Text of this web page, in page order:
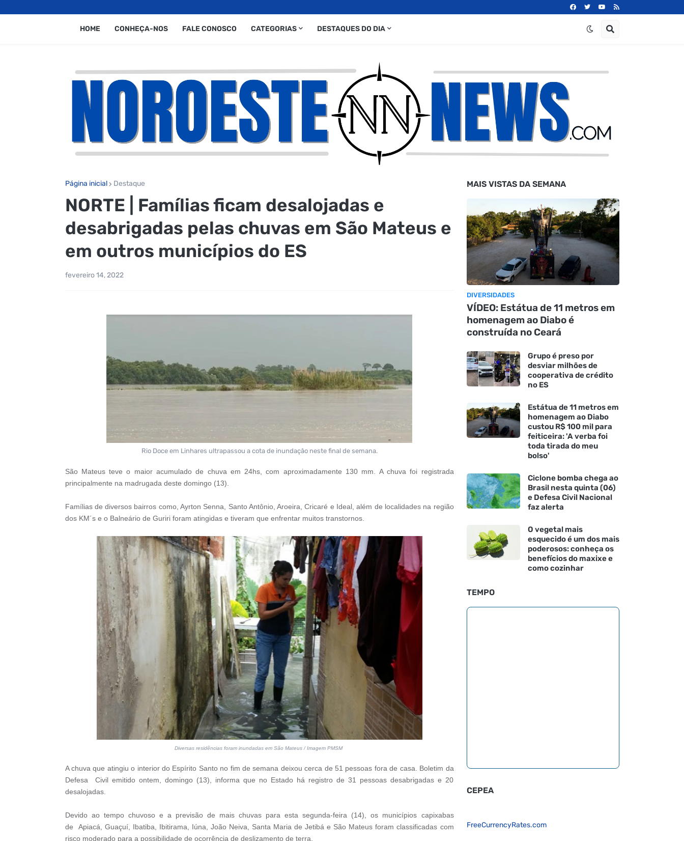
HOME CONHEÇA-NOS FALE CONOSCO CATEGORIAS DESTAQUES DO DIA
Página inicial Destaque
NORTE | Famílias ficam desalojadas e
desabrigadas pelas chuvas em São Mateus e
em outros municípios do ES
fevereiro 14, 2022
Rio Doce em Linhares ultrapassou a cota de inundação neste final de semana.
São Mateus teve o maior acumulado de chuva em 24hs, com aproximadamente 130 mm. A chuva foi registrada
principalmente na madrugada deste domingo (13).
Famílias de diversos bairros como, Ayrton Senna, Santo Antônio, Aroeira, Cricaré e Ideal, além de localidades na região
dos KM´s e o Balneário de Guriri foram atingidas e tiveram que enfrentar muitos transtornos.
Diversas residências foram inundadas em São Mateus / Imagem PMSM
A chuva que atingiu o interior do Espírito Santono fim de semana deixou cerca de 51 pessoas fora de casa. Boletim da
Defesa Civil emitido ontem, domingo (13), informa que no Estado há registro de 31 pessoas desabrigadas e 20
desalojadas.
Devido ao tempo chuvoso e a previsão de mais chuvas para esta segunda-feira (14), os municípios capixabas
de Apiacá, Guaçuí, Ibatiba, Ibitirama, Iúna, João Neiva, Santa Maria de Jetibá e São Mateusforam classificadas com
risco moderado para a possibilidade de ocorrência de deslizamento de terra.
MAIS VISTAS DA SEMANA
DIVERSIDADES
VÍDEO: Estátua de 11 metros em
homenagem ao Diabo é
construída no Ceará
Grupo é preso por
desviar milhões de
cooperativa de crédito
no ES
Estátua de 11 metros em
homenagem ao Diabo
custou R$ 100 mil para
feiticeira: 'A verba foi
toda tirada do meu
bolso'
Ciclone bomba chega ao
Brasil nesta quinta (06)
e Defesa Civil Nacional
faz alerta
O vegetal mais
esquecido é um dos mais
poderosos: conheça os
benefícios do maxixe e
como cozinhar
TEMPO
CEPEA
FreeCurrencyRates.com